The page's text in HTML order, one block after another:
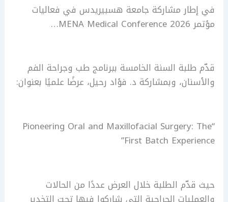
في إطار مشاركة جامعة هسبيريدس في فعاليات
مؤتمر MENA Medical Conference 2026…
قدّم طلبة السنة الخامسة ببرنامج طب وجراحة الفم
والأسنان، وبمشاركة د. فؤاد رحيل، عرضًا علميًا بعنوان:
“Pioneering Oral and Maxillofacial Surgery: The
First Batch Experience”
حيث قدّم الطلبة خلال العرض عددًا من الحالات